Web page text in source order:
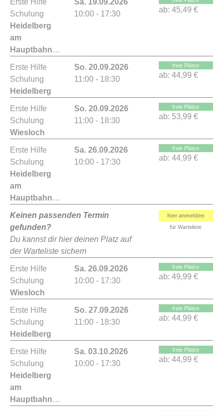
Erste Hilfe
Schulung
Heidelberg
am
Hauptbahnhof
Sa. 19.09.2026
10:00 - 17:30
ab: 45,49 €
Erste Hilfe
Schulung
Heidelberg
So. 20.09.2026
11:00 - 18:30
freie Plätze
ab: 44,99 €
Erste Hilfe
Schulung
Wiesloch
So. 20.09.2026
11:00 - 18:30
freie Plätze
ab: 53,99 €
Erste Hilfe
Schulung
Heidelberg
am
Hauptbahnhof
Sa. 26.09.2026
10:00 - 17:30
freie Plätze
ab: 44,99 €
Keinen passenden Termin
gefunden?
Du kannst dir hier deinen Platz auf
der Warteliste sichern
hier anmelden
für Warteliste
Erste Hilfe
Schulung
Wiesloch
Sa. 26.09.2026
10:00 - 17:30
freie Plätze
ab: 49,99 €
Erste Hilfe
Schulung
Heidelberg
So. 27.09.2026
11:00 - 18:30
freie Plätze
ab: 44,99 €
Erste Hilfe
Schulung
Heidelberg
am
Hauptbahnhof
Sa. 03.10.2026
10:00 - 17:30
freie Plätze
ab: 44,99 €